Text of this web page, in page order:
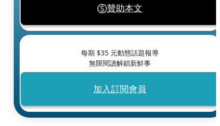
贊助本文
每期 $35 元動態話題報導
無限閱讀解鎖新鮮事
加入訂閱會員